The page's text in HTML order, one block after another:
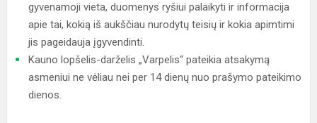
gyvenamoji vieta, duomenys ryšiui palaikyti ir informacija
apie tai, kokią iš aukščiau nurodytų teisių ir kokia apimtimi
jis pageidauja įgyvendinti.
Kauno lopšelis-darželis „Varpelis“ pateikia atsakymą
asmeniui ne vėliau nei per 14 dienų nuo prašymo pateikimo
dienos.